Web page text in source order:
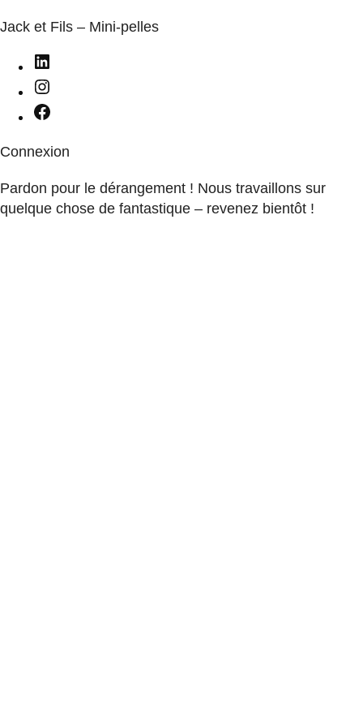
Jack et Fils – Mini-pelles
Connexion
Pardon pour le dérangement ! Nous travaillons sur
quelque chose de fantastique – revenez bientôt !